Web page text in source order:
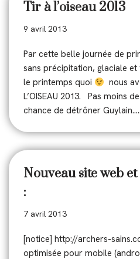
Tir à l’oiseau 2013
9 avril 2013
Par cette belle journée de
sans précipitation, glaciale
le printemps quoi
nous
L’OISEAU 2013. Pas moins
chance de détrôner
Nouveau site web
:
7 avril 2013
[notice] http://archers-
optimisée pour mobile